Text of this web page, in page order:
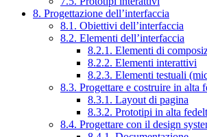
8. Progettazione dell’interfaccia
8.1. Obiettivi dell’interfaccia
8.2. Elementi dell’interfaccia
8.2.1. Elementi di
8.2.2. Elementi interattivi
8.2.3. Elementi testuali
8.3. Progettare e costruire in alta
8.3.1. Layout di pagina
8.3.2. Prototipi in alta
8.4. Progettare con il design